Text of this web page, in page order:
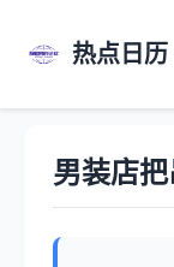
热点日
男装店